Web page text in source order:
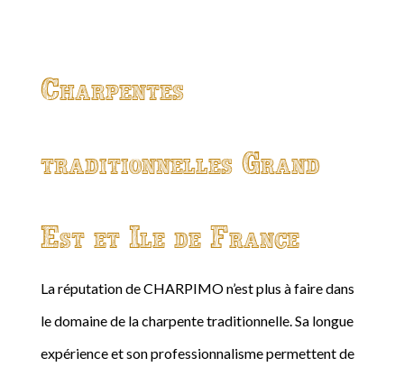
Charpentes
traditionnelles Grand
Est et Ile de France
La réputation de CHARPIMO n’est plus à faire dans
le domaine de la charpente traditionnelle. Sa longue
expérience et son professionnalisme permettent de